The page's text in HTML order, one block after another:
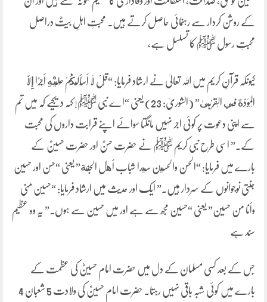
کے روشن کردار سے رہنمائی حاصل کرتے ہیں۔ محبتِ اہلِ بیتؓ دراصل
محبتِ رسول ﷺ کا تسلسل ہے،
کیونکہ قرآنِ کریم میں اللہ تعالیٰ نے ارشاد فرمایا: “قُلْ لَا أَسْأَلُكُمْ عَلَيْهِ أَجْرًا إِلَّا
الْمَوَدَّةَ فِي الْقُرْبَىٰ” (الشوریٰ: 23) یعنی “اے نبی ﷺ! کہہ دیجیے کہ میں تم
سے اپنی دعوت پر کوئی اجر نہیں مانگتا سوائے اپنے قرابت داروں کی محبت
کے۔” اسی طرح نبی کریم ﷺ نے حضرت حسنؓ اور حضرت حسینؓ کے
بارے میں فرمایا: “الحسن والحسين سيدا شباب أهل الجنة” یعنی “حسن اور حسین
جنتی نوجوانوں کے سردار ہیں۔” ایک اور حدیث میں ارشاد فرمایا: “حسین منی
وأنا من حسین” یعنی “حسین مجھ سے ہے اور میں حسین سے ہوں۔” یہ وہ عظیم
سند ہے
جس کے بعد کسی مسلمان کے دل میں حضرت امام حسینؓ کی عظمت کے
بارے میں کوئی شبہ باقی نہیں رہتا۔ حضرت امام حسینؓ کی ولادت 5 شعبان 4